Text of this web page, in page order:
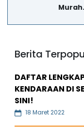
Berita
DAFTAR
KENDARAAN DI
SINI!
18 Maret 2022